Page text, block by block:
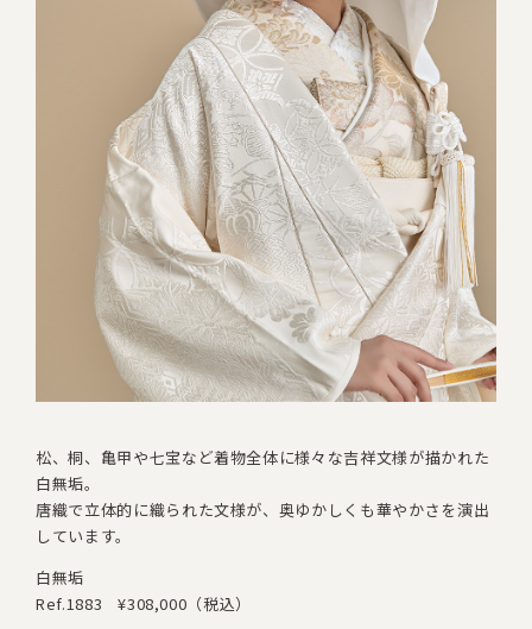
松、桐、亀甲や七宝など着物全体に様々な吉祥文様が描かれた
白無垢。
唐織で立体的に織られた文様が、 奥ゆかしくも華やかさを演出
しています。
白無垢
Ref.1883
¥308,000（税込）